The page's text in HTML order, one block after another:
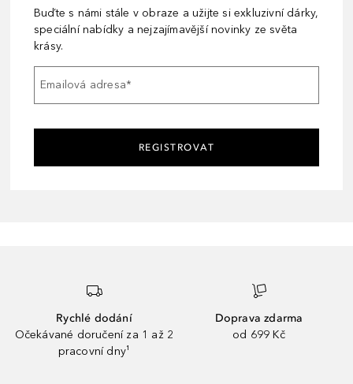
Buďte s námi stále v obraze a užijte si exkluzivní dárky,
speciální nabídky a nejzajímavější novinky ze světa
krásy.
Emailová adresa*
REGISTROVAT
Rychlé dodání
Očekávané doručení za 1 až 2
pracovní dny¹
Doprava zdarma
od 699 Kč